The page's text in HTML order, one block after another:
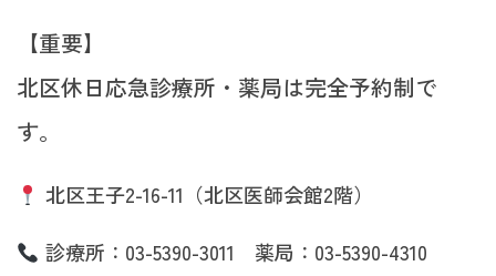
【重要】
北区休日応急診療所・薬局は完全予約制で
す。
北区王子2-16-11（北区医師会館2階）
診療所：03-5390-3011 薬局：03-5390-4310